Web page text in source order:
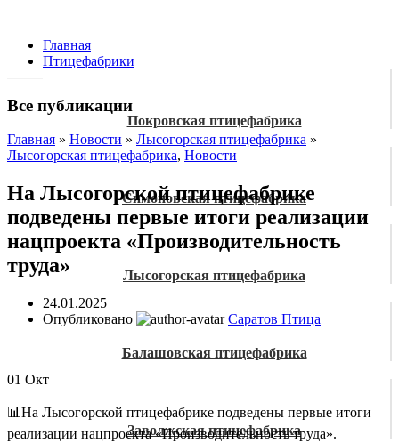
Главная
Птицефабрики
Покровская птицефабрика
Симоновская птицефабрика
Лысогорская птицефабрика
Балашовская птицефабрика
Заволжская птицефабрика
Все публикации
Главная » Новости » Лысогорская птицефабрика »
Лысогорская птицефабрика, Новости
На Лысогорской птицефабрике
подведены первые итоги реализации
нацпроекта «Производительность
труда»
24.01.2025
Опубликовано
Саратов Птица
01 Окт
📊На Лысогорской птицефабрике подведены первые итоги
реализации нацпроекта «Производительность труда».